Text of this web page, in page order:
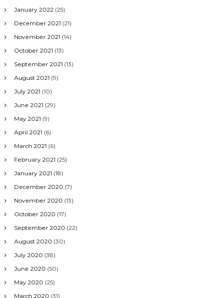
January 2022 (25)
December 2021 (21)
November 2021 (14)
October 2021 (13)
September 2021 (13)
August 2021 (9)
July 2021 (10)
June 2021 (29)
May 2021 (9)
April 2021 (6)
March 2021 (6)
February 2021 (25)
January 2021 (18)
December 2020 (7)
November 2020 (13)
October 2020 (17)
September 2020 (22)
August 2020 (30)
July 2020 (38)
June 2020 (50)
May 2020 (25)
March 2020 (31)